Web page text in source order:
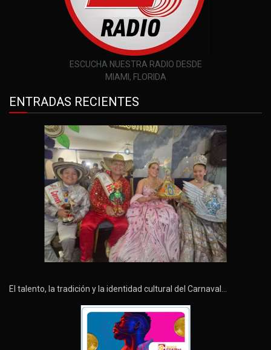
ESCUCHA NUESTRA RADIO DESDE
MIAMI, FLORIDA
ENTRADAS RECIENTES
El talento, la tradición y la identidad cultural del Carnaval…